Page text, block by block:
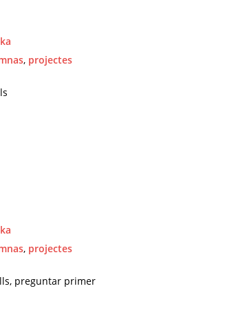
, projectes
, projectes
preguntar primer